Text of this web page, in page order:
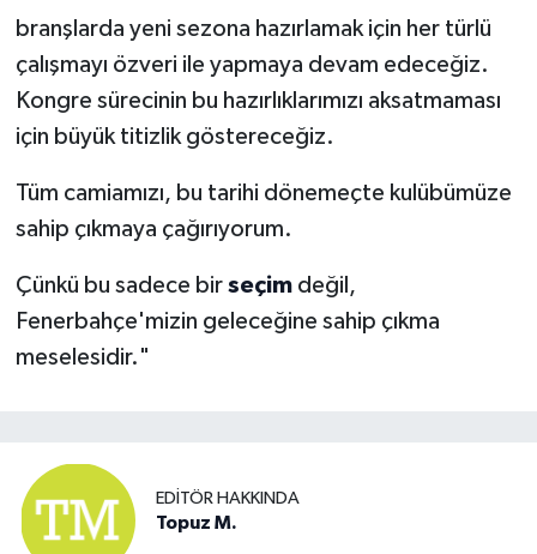
branşlarda yeni sezona hazırlamak için her türlü
çalışmayı özveri ile yapmaya devam edeceğiz.
Kongre sürecinin bu hazırlıklarımızı aksatmaması
için büyük titizlik göstereceğiz.
Tüm camiamızı, bu tarihi dönemeçte kulübümüze
sahip çıkmaya çağırıyorum.
Çünkü bu sadece bir seçimdeğil,
Fenerbahçe'mizin geleceğine sahip çıkma
meselesidir."
EDITÖR HAKKINDA
Topuz M.